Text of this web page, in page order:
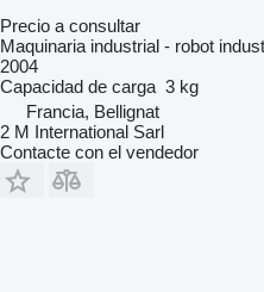
Precio a consultar
Maquinaria industrial - robot
2004
Capacidad de carga 3 kg
Francia, Bellignat
2 M International Sarl
Contacte con el vendedor